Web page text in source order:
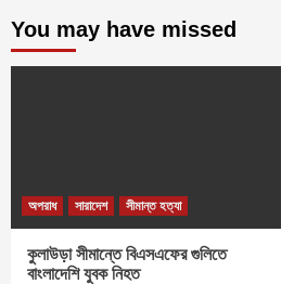
You may have missed
অপরাধ সারাদেশ সীমান্ত হত্যা
কুলাউড়া সীমান্তে বিএসএফের গুলিতে
বাংলাদেশি যুবক নিহত